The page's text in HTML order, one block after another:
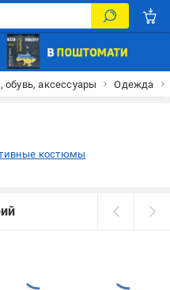
аксессуары Одежда
костюмы